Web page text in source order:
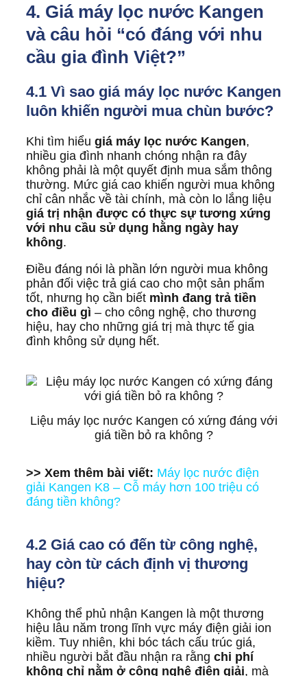
4. Giá máy lọc nước Kangen
và câu hỏi “có đáng với nhu
cầu gia đình Việt?”
4.1 Vì sao giá máy lọc nước Kangen
luôn khiến người mua chùn bước?
Khi tìm hiểu giá máy lọc nước Kangen,
nhiều gia đình nhanh chóng nhận ra đây
không phải là một quyết định mua sắm thông
thường. Mức giá cao khiến người mua không
chỉ cân nhắc về tài chính, mà còn lo lắng liệu
giá trị nhận được có thực sự tương xứng
với nhu cầu sử dụng hằng ngày hay
không.
Điều đáng nói là phần lớn người mua không
phản đối việc trả giá cao cho một sản phẩm
tốt, nhưng họ cần biết mình đang trả tiền
cho điều gì – cho công nghệ, cho thương
hiệu, hay cho những giá trị mà thực tế gia
đình không sử dụng hết.
Liệu máy lọc nước Kangen có xứng đáng với
giá tiền bỏ ra không ?
>> Xem thêm bài viết: Máy lọc nước điện
giải Kangen K8 – Cỗ máy hơn 100 triệu có
đáng tiền không?
4.2 Giá cao có đến từ công nghệ,
hay còn từ cách định vị thương
hiệu?
Không thể phủ nhận Kangen là một thương
hiệu lâu năm trong lĩnh vực máy điện giải ion
kiềm. Tuy nhiên, khi bóc tách cấu trúc giá,
nhiều người bắt đầu nhận ra rằng chi phí
không chỉ nằm ở công nghệ điện giải, mà